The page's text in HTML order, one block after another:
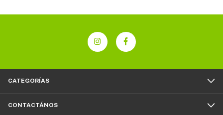
CATEGORÍAS
CONTACTÁNOS